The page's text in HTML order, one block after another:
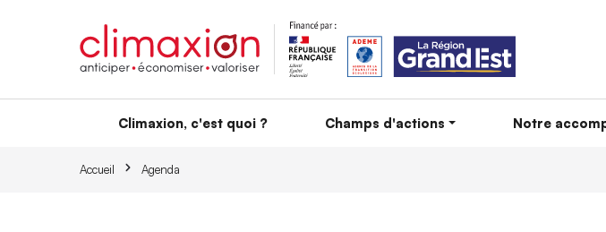
Climaxion, c'est quoi ? Champs d'actions Notre
Accueil Agenda